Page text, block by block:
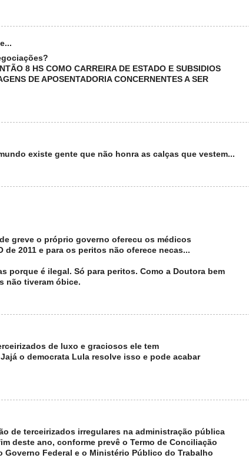
8 HS COMO CARREIRA DE ESTADO E SUBSIDIOS
DE APOSENTADORIA CONCERNENTES A SER
existe gente que não honra as calças que vestem...
greve o próprio governo oferecu os médicos
de 2011 e para os peritos não oferece necas...
porque é ilegal. Só para peritos. Como a Doutora bem
não tiveram óbice.
de luxo e graciosos ele tem
o democrata Lula resolve isso e pode acabar
de terceirizados irregulares na administração pública
deste ano, conforme prevê o Termo de Conciliação
Governo Federal e o Ministério Público do Trabalho